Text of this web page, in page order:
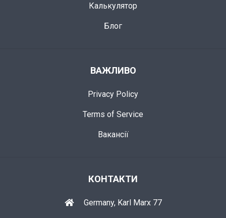
Калькулятор
Блог
ВАЖЛИВО
Privacy Policy
Terms of Service
Вакансії
КОНТАКТИ
Germany, Karl Marx 77